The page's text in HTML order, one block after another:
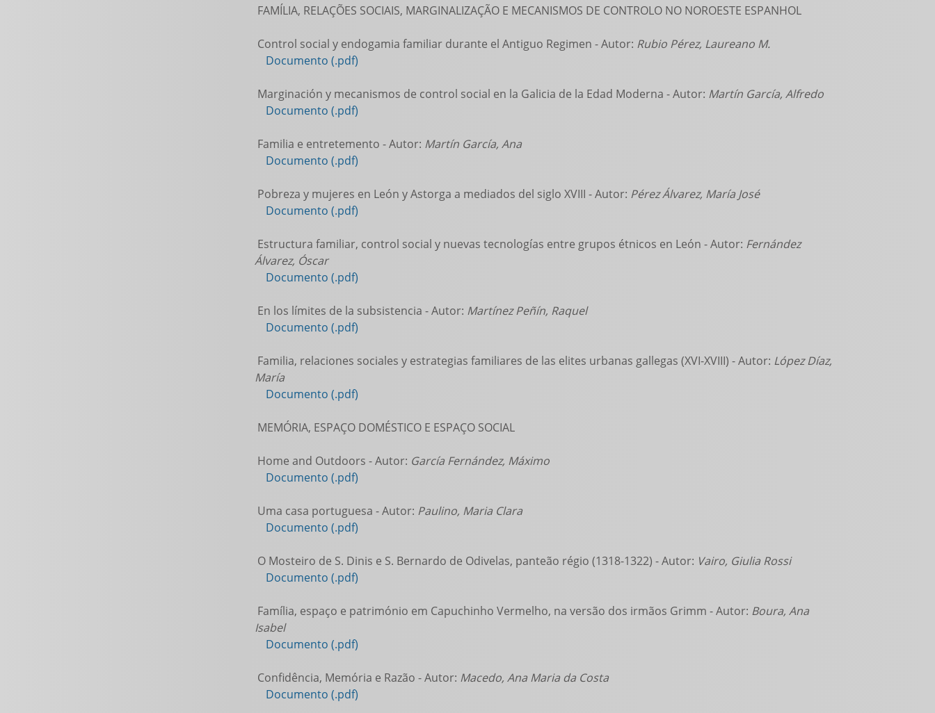
FAMÍLIA, RELAÇÕES SOCIAIS, MARGINALIZAÇÃO E MECANISMOS DE CONTROLO NO NOROESTE ESPANHOL
Control social y endogamia familiar durante el Antiguo Regimen - Autor: Rubio Pérez, Laureano M.
Documento (.pdf)
Marginación y mecanismos de control social en la Galicia de la Edad Moderna - Autor: Martín García, Alfredo
Documento (.pdf)
Familia e entretemento - Autor: Martín García, Ana
Documento (.pdf)
Pobreza y mujeres en León y Astorga a mediados del siglo XVIII - Autor: Pérez Álvarez, María José
Documento (.pdf)
Estructura familiar, control social y nuevas tecnologías entre grupos étnicos en León - Autor: Fernández
Álvarez, Óscar
Documento (.pdf)
En los límites de la subsistencia - Autor: Martínez Peñín, Raquel
Documento (.pdf)
Familia, relaciones sociales y estrategias familiares de las elites urbanas gallegas (XVI-XVIII) - Autor: López Díaz,
María
Documento (.pdf)
MEMÓRIA, ESPAÇO DOMÉSTICO E ESPAÇO SOCIAL
Home and Outdoors - Autor: García Fernández, Máximo
Documento (.pdf)
Uma casa portuguesa - Autor: Paulino, Maria Clara
Documento (.pdf)
O Mosteiro de S. Dinis e S. Bernardo de Odivelas, panteão régio (1318-1322) - Autor: Vairo, Giulia Rossi
Documento (.pdf)
Família, espaço e património em Capuchinho Vermelho, na versão dos irmãos Grimm - Autor: Boura, Ana
Isabel
Documento (.pdf)
Confidência, Memória e Razão - Autor: Macedo, Ana Maria da Costa
Documento (.pdf)